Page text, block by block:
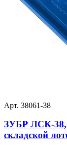
Арт. 38061-38
ЗУБР ЛСК-38,
складской